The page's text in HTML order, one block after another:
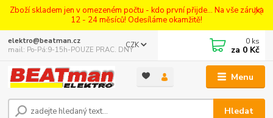
Zboží skladem jen v omezeném počtu - kdo první přijde... Na vše záruka
12 - 24 měsíců! Odesíláme okamžitě!
Menu
CZK
Hledat
elektro@beatman.cz
mail: Po-Pá:9-15h-POUZE PRAC. DNY
0 ks
za 0 Kč